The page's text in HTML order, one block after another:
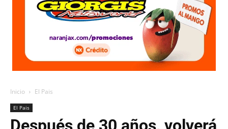
Inicio El Pais
El Pais